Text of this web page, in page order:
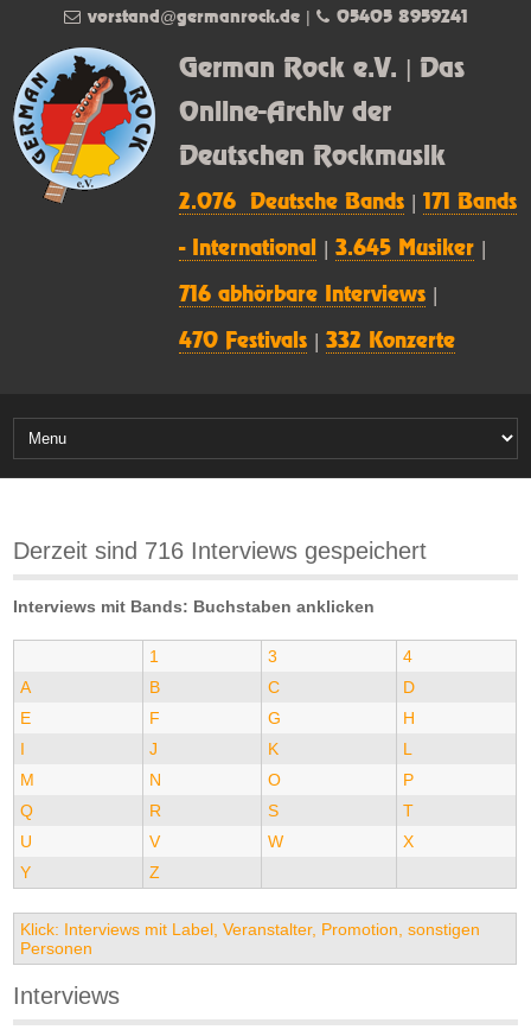
German Rock e.V. | Das
Online-Archiv der
Deutschen Rockmusik
2.076 Deutsche Bands |171 Bands
- International |3.645 Musiker
716 abhörbare Interviews
470 Festivals |332 Konzerte
vorstand@germanrock.de| 05405 8959241
Derzeit sind 716 Interviews gespeichert
Interviews mit Bands: Buchstaben anklicken
1 3
4
A
B C
D
E
F G
H
I
J K
L
M
N O
P
Q
R S
T
U
V W
X
Y
Z
Klick: Interviews mit Label, Veranstalter, Promotion, sonstigen
Personen
Interviews